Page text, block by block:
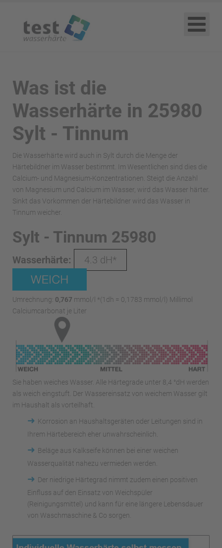
Was ist die
Wasserhärte in 25980
Sylt - Tinnum
Die Wasserhärte wird auch in Sylt durch die Menge der
Härtebildner im Wasser bestimmt. Im Wesentlichen sind dies die
Calcium- und Magnesium-Konzentrationen. Steigt die Anzahl
von Magnesium und Calcium im Wasser, wird das Wasser härter.
Sinkt das Vorkommen der Härtebildner wird das Wasser in
Tinnum weicher.
Sylt - Tinnum 25980
Wasserhärte: 4.3 dH*
Umrechnung: 0,767 mmol/l *(1dh = 0,1783 mmol/l) Millimol
Calciumcarbonat je Liter
Sie haben weiches Wasser. Alle Härtegrade unter 8,4 °dH werden
als weich eingstuft. Der Wassereinsatz von weichem Wasser gilt
im Haushalt als vorteilhaft.
➜ Korrosion an Haushaltsgeräten oder Leitungen sind in
Ihrem Härtebereich eher unwahrscheinlich.
➜ Beläge aus Kalkseife können bei einer weichen
Wasserqualität nahezu vermieden werden.
➜ Der niedrige Härtegrad nimmt zudem einen positiven
Einfluss auf den Einsatz von Weichspüler
(Reinigungsmittel) und kann für eine längere Lebensdauer
von Waschmaschine & Co sorgen.